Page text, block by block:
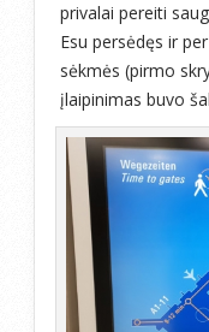
privalai pereiti
Esu persėdęs ir
sėkmės (pirmo
įlaipinimas buvo